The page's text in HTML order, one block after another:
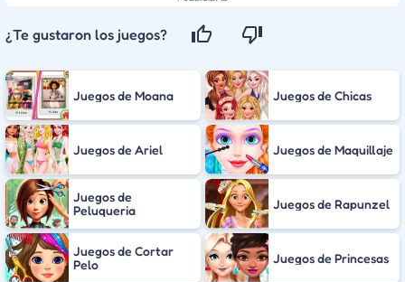
¿Te gustaron los juegos?
Juegos de Moana Juegos de Chicas
Juegos de Ariel Juegos de Maquillaje
Juegos de
Peluqueria
Juegos de Rapunzel
Juegos de Cortar
Pelo
Juegos de Princesas